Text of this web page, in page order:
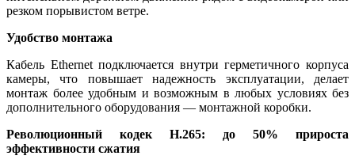
резком порывистом ветре.
Удобство монтажа
Кабель Ethernet подключается внутри герметичного корпуса
камеры, что повышает надежность эксплуатации, делает
монтаж более удобным и возможным в любых условиях без
дополнительного оборудования — монтажной коробки.
Революционный кодек H.265: до 50% прироста
эффективности сжатия